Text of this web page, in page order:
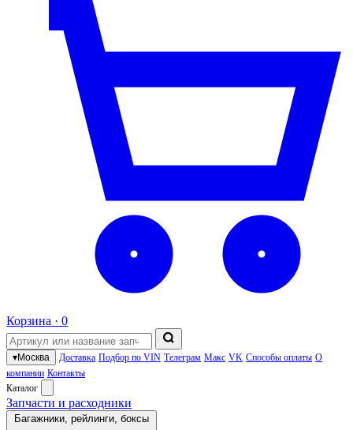
Корзина · 0
▾Москва Доставка Подбор по VIN Телеграм Макс VK Способы оплаты О
компании Контакты
Каталог
Запчасти и расходники
Багажники, рейлинги, боксы